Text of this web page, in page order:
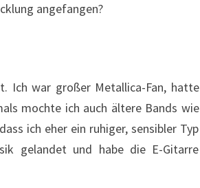
angefangen?
Ich war großer Metallica-Fan, hatte
mochte ich auch ältere Bands wie
ich eher ein ruhiger, sensibler Typ
gelandet und habe die E-Gitarre